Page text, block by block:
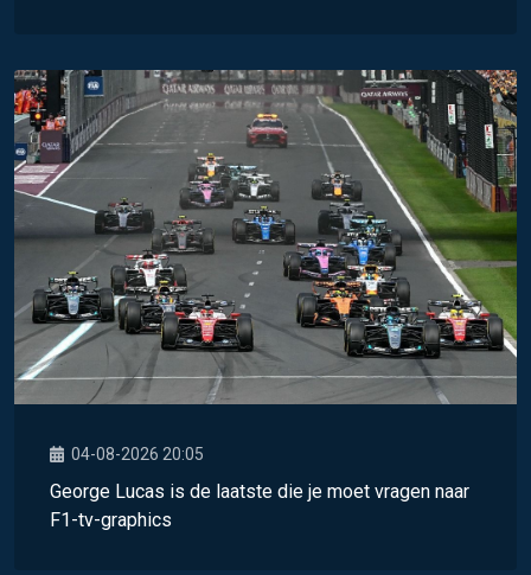
04-08-2026 20:05
George Lucas is de laatste die je moet vragen naar
F1-tv-graphics